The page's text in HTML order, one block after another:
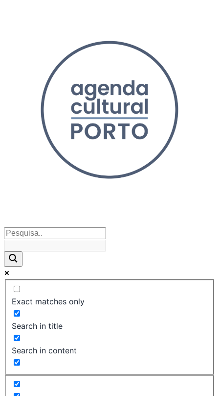
Exact matches only
Search in title
Search in content